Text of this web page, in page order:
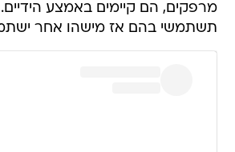
מרפקים, הם קיימים באמצע
תשתמשי בהם אז מישהו אחר